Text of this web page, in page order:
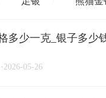
/ 长城币 / 老
多少一克_银子多少
· 2026-05-26